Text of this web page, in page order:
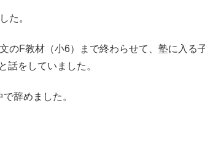
た。
のF教材（小6）まで終わらせて、塾に入る
話をしていました。
辞めました。